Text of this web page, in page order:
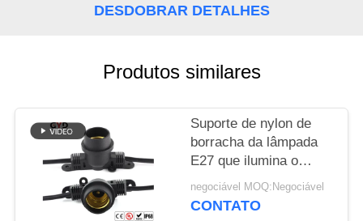
DESDOBRAR DETALHES
Produtos similares
Suporte de nylon de
borracha da lâmpada
E27 que ilumina o
soquete de poder
plástico preto da base
negociável MOQ:Negociável
CONTATO